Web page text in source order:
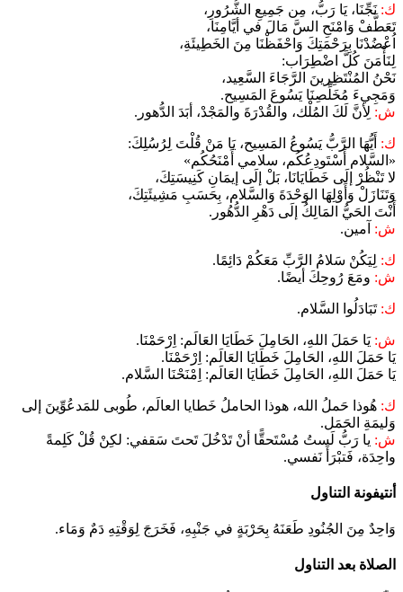
ك: نَجِّنَا، يَا رَبُّ، مِن جَمِيعِ الشُّرُورِ،
تَعَطَّفْ وَامْنَحِ السَّ مَالَ في أيَّامِنَا،
اُعْضُدْنَا بِرَحْمَتِكَ وَاحْفَظْنَا مِنَ الخَطِيئَةِ،
لِنَأْمَنَ كُلَّ اضْطِرَاب:
نَحْنُ المُنْتَظِرينَ الرَّجَاءَ السَّعِيد،
وَمَجِيءَ مُخَلِّصِنَا يَسُوعَ المَسِيح.
ش: لِأنَّ لَكَ المُلْك، والقُدْرَةَ والمَجْدْ، أبَدَ الدُّهور.
ك: أَيُّهَا الرَّبُّ يَسُوعُ المَسِيح، يَا مَنْ قُلْتَ لِرُسُلِكَ:
«السَّلام أَسْتَودِعُكُم، سلامي أَمْنَحُكُم»
لا تَنْظُرْ إلَى خَطَايَانَا، بَلْ إلَى إيمَانِ كَنِيسَتِكَ،
وَتَنَازَلْ وَأَوْلِهَا الوَحْدَةَ وَالسَّلام، بِحَسَبِ مَشِيئَتِكَ،
أَنْتَ الحَيُّ المَالِكُ إلَى دَهْرِ الدُّهُور.
ش: آمين.
ك: لِيَكُنْ سَلامُ الرَّبِّ مَعَكُمْ دَائِمًا.
ش: ومَعَ رُوحِكَ أيضًا.
ك: تَبَادَلُوا السَّلام.
ش: يَا حَمَلَ اللهِ، الحَامِلَ خَطَايَا العَالَم: اِرْحَمْنَا.
يَا حَمَلَ اللهِ، الحَامِلَ خَطَايَا العَالَم: اِرْحَمْنَا.
يَا حَمَلَ اللهِ، الحَامِلَ خَطَايَا العَالَم: اِمْنَحْنَا السَّلام.
ك: هُوذا حَملُ الله، هوذا الحاملُ خَطايا العالَم، طُوبى للمَدعُوِّينَ إلى
وَليمَةِ الحَمَل.
ش: يا رَبُّ لَستُ مُسْتَحقًّا أنْ تَدْخُلَ تَحتَ سَقفي: لكِنْ قُلْ كَلِمةً
واحِدَة، فَتبْرَأَ نَفسي.
أنتيفونة التناول
وَاحِدٌ مِنَ الجُنُودِ طَعَنَهُ بِحَرْبَةٍ في جَنْبِهِ، فَخَرَجَ لِوَقْتِهِ دَمٌ وَمَاء.
الصلاة بعد التناول